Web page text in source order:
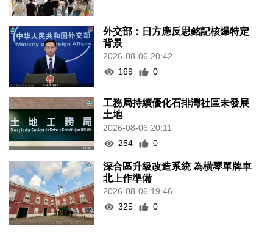
外交部：日方應反思銘記核爆特定
背景
2026-08-06 20:42
169
0
工務局持續優化石排灣社區未發展
土地
2026-08-06 20:11
254
0
深合區升級改造系統 為橫琴單牌車
北上作準備
2026-08-06 19:46
325
0